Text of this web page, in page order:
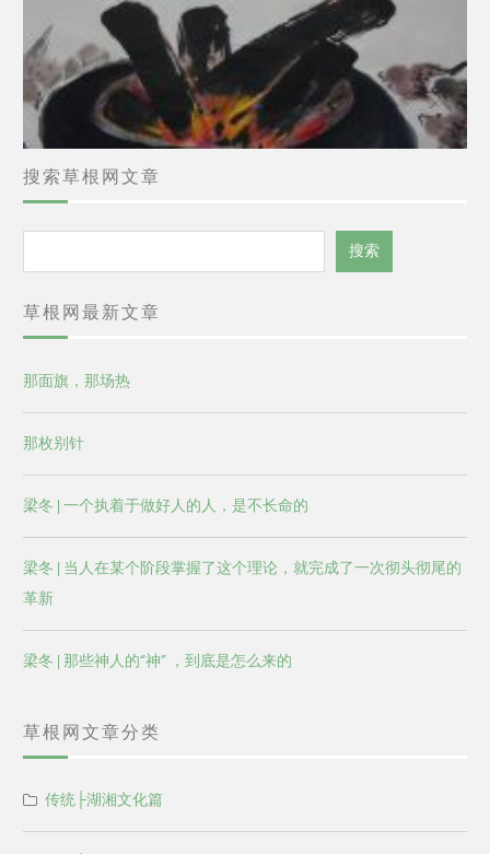
搜索草根网文章
索
搜索
草根网最新文章
那面旗，那场热
那枚别针
梁冬 | 一个执着于做好人的人，是不长命的
梁冬 | 当人在某个阶段掌握了这个理论，就完成了一次彻头彻尾的
革新
梁冬 | 那些神人的“神” ，到底是怎么来的
草根网文章分类
传统├湖湘文化篇